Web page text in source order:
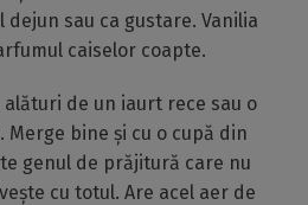
sau ca gustare. Vanilia
caiselor coapte.
alături de un iaurt rece sau o
bine și cu o cupă din
genul de prăjitură care nu
cu totul. Are acel aer de